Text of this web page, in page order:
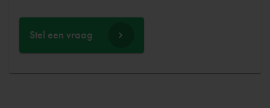
Stel een vraag